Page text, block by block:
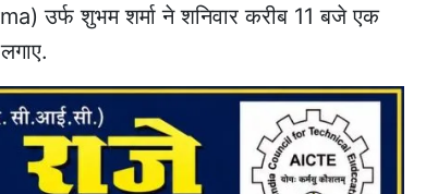
उर्फ शुभम शर्मा ने शनिवार करीब 11 बजे एक